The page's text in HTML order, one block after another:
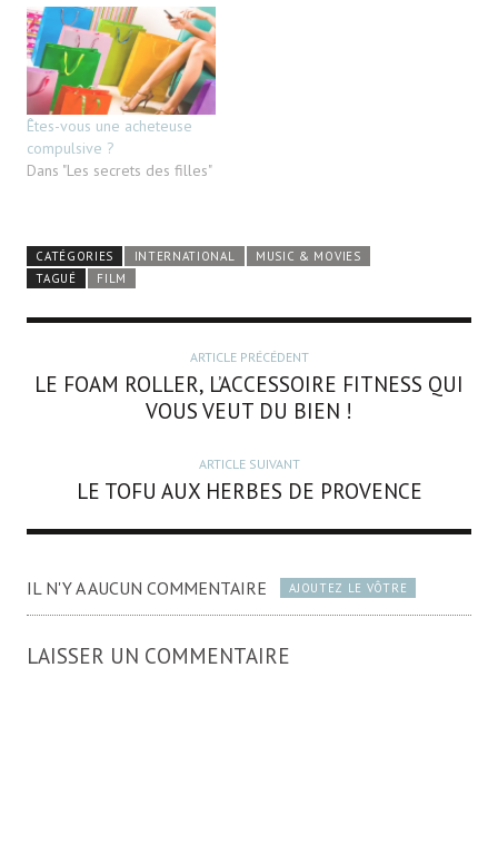
Êtes-vous une acheteuse
compulsive ?
Dans "Les secrets des filles"
CATÉGORIES INTERNATIONAL
MUSIC & MOVIES
TAGUÉ
FILM
ARTICLE PRÉCÉDENT
LE FOAM ROLLER, L’ACCESSOIRE FITNESS QUI
VOUS VEUT DU BIEN !
ARTICLE SUIVANT
LE TOFU AUX HERBES DE PROVENCE
IL N'Y A AUCUN COMMENTAIRE AJOUTEZ LE VÔTRE
LAISSER UN COMMENTAIRE